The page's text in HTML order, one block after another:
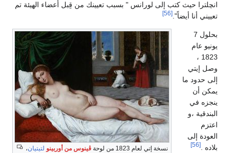
انچلترا حيث كتب إلى لورانس " بسبب تعيينك من قِبل أعضاء الهيئة تم
تعييني أنا أيضاً".[56]
نسخة إتي لعام 1823 من لوحة ڤينوس من أوربينو لتيتيان،
بحلول 7
يونيو عام
1823 ،
وصل إيتي
إلى حدود ما
يمكن أن
ينجزه في
البندقية ،و
اعتزم
العودة إلى
بلاده .[56]